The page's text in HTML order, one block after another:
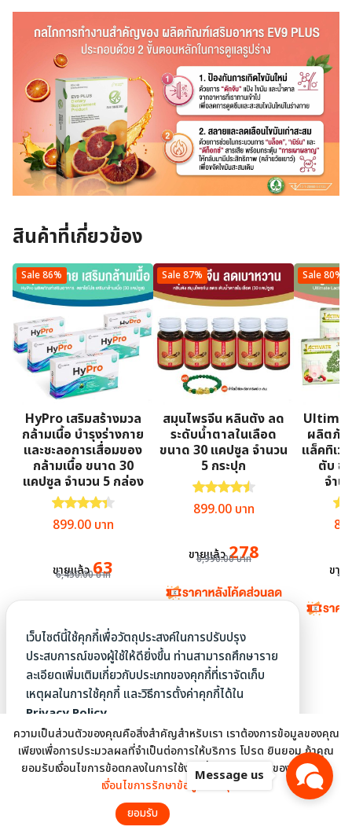
ความเป็นส่วนตัวของคุณคือสิ่งสำคัญสำหรับเรา เราต้องการข้อมูลของคุณ
เพียงเพื่อการประมวลผลที่จำเป็นต่อการให้บริการ โปรด ยินยอม ถ้าคุณ
ยอมรับเงื่อนไขการข้อตกลงในการใช้งานที่รวมถึง PDPA ของไทยอ่าน
เงื่อนไขการรักษาข้อมูลส่วนบุคคล
ยอมรับ
หยิบใส่ตะกร้า
สินค้าที่เกี่ยวข้อง
Sale 86%
HyPro เสริมสร้างมวล
กล้ามเนื้อ บํารุงร่างกาย
และชะลอการเสื่อมของ
กล้ามเนื้อ ขนาด 30
แคปซูล จำนวน 5 กล่อง
ให้คะแนน4.43 ตั้งแต่ 1-5 คะแนน
6,450.00บาท
Original price was: 6,450.00 บาท.
899.00 บาทCurrent price is: 899.00 บาท.
ขายแล้ว63
Sale 87%
สมุนไพรจีน หลินตัง ลด
ระดับน้ำตาลในเลือด
ขนาด 30 แคปซูล จำนวน
5 กระปุก
ให้คะแนน4.51 ตั้งแต่ 1-5 คะแ
6,990.00บาท
Original price was:
899.00 บาทCurrent price is:
ขายแล้ว278
Sale 80%
ผลิตภัณ
แล็คทิเว
ตับ ข
จำน
ให้
ขาย
©2026 MVMALL.TV. ALL RIGHTS RESERVED.
Message us
เว็บไซต์นี้ใช้คุกกี้เพื่อวัตถุประสงค์ในการปรับปรุง
ประสบการณ์ของผู้ใช้ให้ดียิ่งขึ้น ท่านสามารถศึกษาราย
ละเอียดเพิ่มเติมเกี่ยวกับประเภทของคุกกี้ที่เราจัดเก็บ
เหตุผลในการใช้คุกกี้ และวิธีการตั้งค่าคุกกี้ได้ใน
Privacy Policy.
ACCEPT